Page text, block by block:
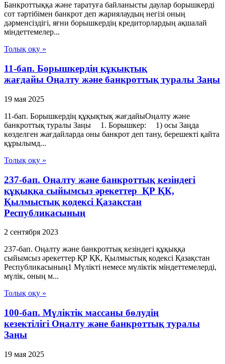
Банкроттыққа және таратуға байланысты даулар борышкерді
сот тәртібімен банкрот деп жариялаудың негізі оның
дәрменсіздігі, яғни борышкердің кредиторлардың ақшалай
міндеттемелер...
Толық оқу »
11-бап. Борышкердің құқықтық
жағдайы Оңалту және банкроттық туралы Заңы
19 мая 2025
11-бап. Борышкердің құқықтық жағдайыОңалту және
банкроттық туралы Заңы 1. Борышкер: 1) осы Заңда
көзделген жағдайларда оны банкрот деп тану, берешекті қайта
құрылымд...
Толық оқу »
237-бап. Оңалту және банкроттық кезіндегі
құқыққа сыйымсыз әрекеттер ҚР ҚК,
Қылмыстық кодексi Қазақстан
Республикасының
2 сентября 2023
237-бап. Оңалту және банкроттық кезіндегі құқыққа
сыйымсыз әрекеттер ҚР ҚК, Қылмыстық кодексi Қазақстан
Республикасының1 Мүлiктi немесе мүлiктiк мiндеттемелердi,
мүлiк, оның м...
Толық оқу »
100-бап. Мүліктік массаны бөлудің
кезектілігі Оңалту және банкроттық туралы
Заңы
19 мая 2025